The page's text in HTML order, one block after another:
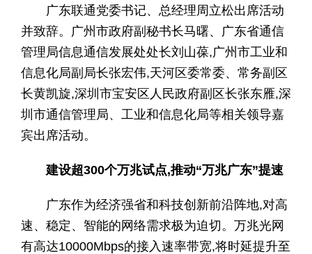
广东联通党委书记、总经理周立松出席活动
并致辞。广州市政府副秘书长马曙、广东省通信
管理局信息通信发展处处长刘山葆,广州市工业和
信息化局副局长张宏伟,天河区委常委、常务副区
长黄凯旋,深圳市宝安区人民政府副区长张东雁,深
圳市通信管理局、工业和信息化局等相关领导嘉
宾出席活动。
建设超300个万兆试点,推动“万兆广东”提速
广东作为经济强省和科技创新前沿阵地,对高
速、稳定、智能的网络需求极为迫切。万兆光网
有高达10000Mbps的接入速率带宽,将时延提升至